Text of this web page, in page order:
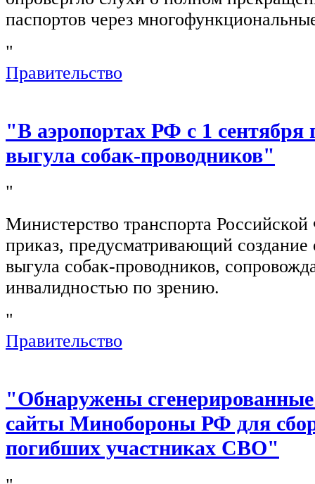
паспортов через
"
Правительство
"В аэропортах РФ с 1 сентября
выгула собак-проводников"
"
Министерство транспорта
приказ, предусматривающий создание
выгула собак-проводников,
инвалидностью по зрению.
"
Правительство
"Обнаружены
сайты Минобороны РФ для
погибших участниках СВО"